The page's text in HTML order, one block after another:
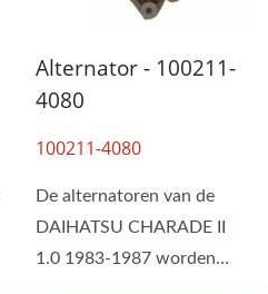
Alternator - 100211-
4080
100211-4080
De alternatoren van de
DAIHATSU CHARADE II
1.0 1983-1987 worden